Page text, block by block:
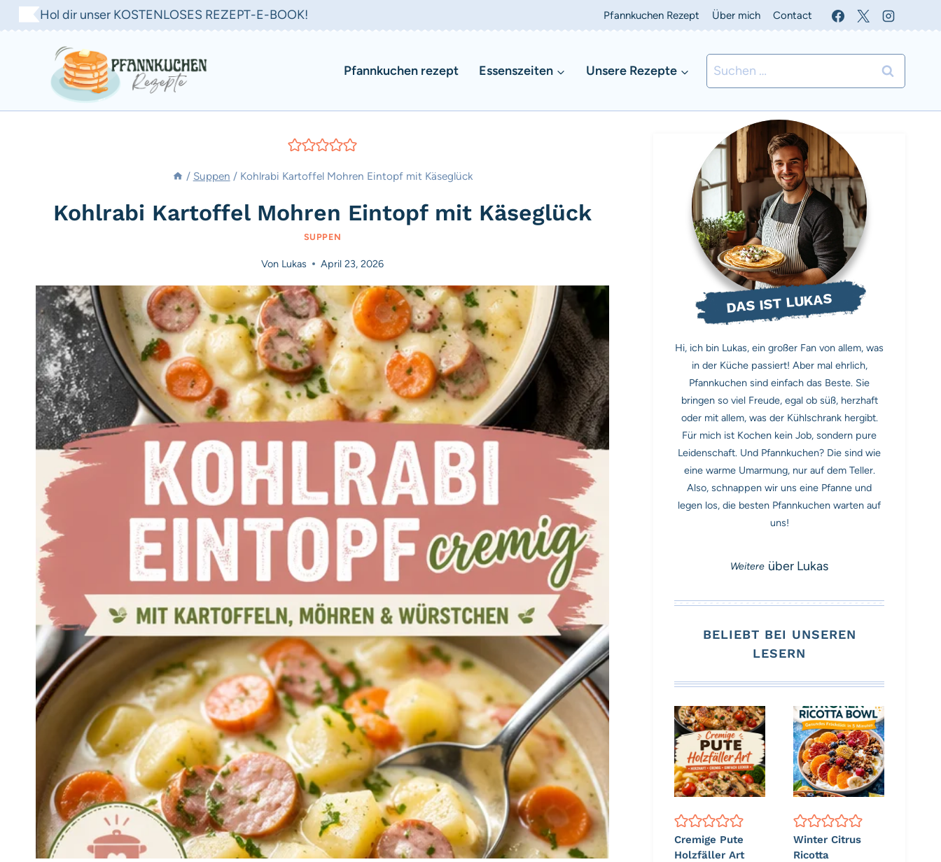
Zum
Inhalt
Hol dir unser KOSTENLOSES REZEPT-E-BOOK! Pfannkuchen Rezept Über mich Contact
Pfannkuchen rezept Essenszeiten Unsere Rezepte
Suchen
nach:
/ Suppen / Kohlrabi Kartoffel Mohren Eintopf mit Käseglück
Kohlrabi Kartoffel Mohren Eintopf mit Käseglück
SUPPEN
Von Lukas April 23, 2026
DAS IST LUKAS
Hi, ich bin Lukas, ein großer Fan von allem, was
in der Küche passiert! Aber mal ehrlich,
Pfannkuchen sind einfach das Beste. Sie
bringen so viel Freude, egal ob süß, herzhaft
oder mit allem, was der Kühlschrank hergibt.
Für mich ist Kochen kein Job, sondern pure
Leidenschaft. Und Pfannkuchen? Die sind wie
eine warme Umarmung, nur auf dem Teller.
Also, schnappen wir uns eine Pfanne und
legen los, die besten Pfannkuchen warten auf
uns!
über Lukas
BELIEBT BEI UNSEREN
LESERN
Cremige Pute
Holzfäller Art
Winter Citrus
Ricotta